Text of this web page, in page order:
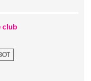
club